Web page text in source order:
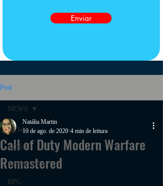
Enviar
Post
NEWS
AÇÃO
AVENTURA
RPG
NEWS
Call of Duty Modern Warfare
Remastered
Natália Martin
10 de ago. de 2020 4 min de leitura